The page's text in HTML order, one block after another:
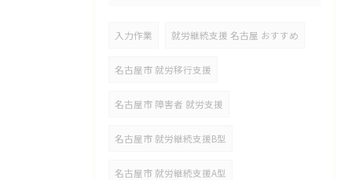
入力作業 就労継続支援 名古屋 おすすめ
名古屋市 就労移行支援
名古屋市 障害者 就労支援
名古屋市 就労継続支援B型
名古屋市 就労継続支援A型